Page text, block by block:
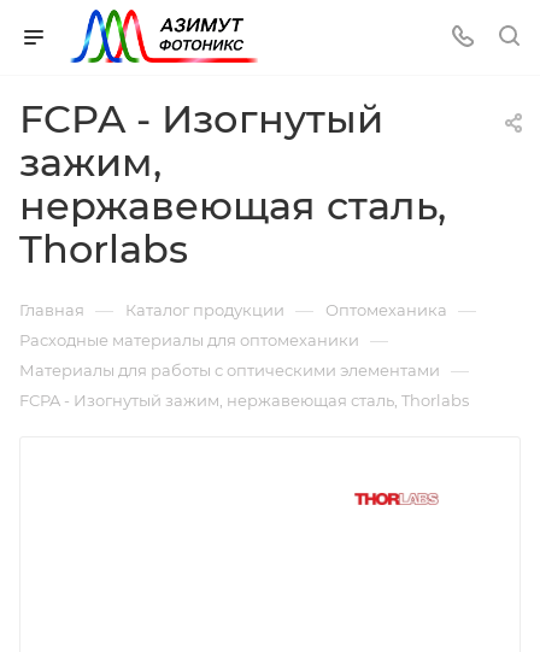
FCPA - Изогнутый
зажим,
нержавеющая сталь,
Thorlabs
Главная — Каталог продукции — Оптомеханика —
Расходные материалы для оптомеханики —
Материалы для работы с оптическими элементами —
FCPA - Изогнутый зажим, нержавеющая сталь, Thorlabs